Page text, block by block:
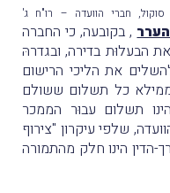
חברי הוועדה – רו"ח ג'
, בקובעה, כי החברה
הבעלוּת בדירה, ובגדרהּ
את הליכי הרישום
כל תשלום ששולם
תשלום עבוּר הממכר
שלפי עיקרון "צירוף
הדין הינו חלק מהתמורה